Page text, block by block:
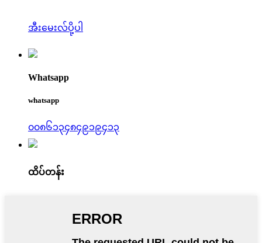
အီးမေးလ်ပို့ပါ
Whatsapp
whatsapp
၀၀၈၆၁၃၄၈၄၉၁၉၄၁၃
ထိပ်တန်း